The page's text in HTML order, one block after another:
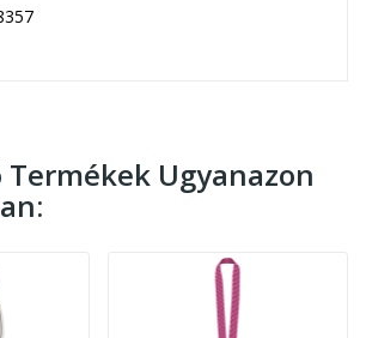
Termékek Ugyanazon